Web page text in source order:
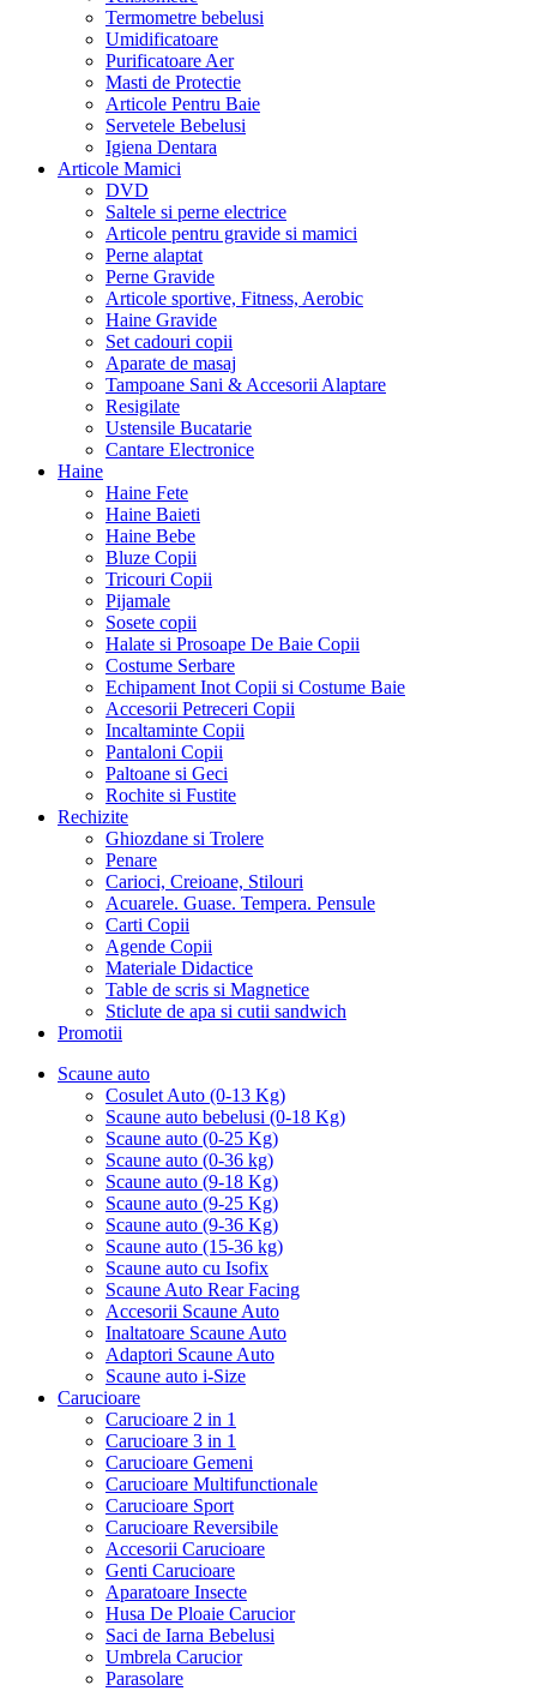
Termometre bebelusi
Umidificatoare
Purificatoare Aer
Masti de Protectie
Articole Pentru Baie
Servetele Bebelusi
Igiena Dentara
Articole Mamici
DVD
Saltele si perne electrice
Articole pentru gravide si mamici
Perne alaptat
Perne Gravide
Articole sportive, Fitness, Aerobic
Haine Gravide
Set cadouri copii
Aparate de masaj
Tampoane Sani & Accesorii Alaptare
Resigilate
Ustensile Bucatarie
Cantare Electronice
Haine
Haine Fete
Haine Baieti
Haine Bebe
Bluze Copii
Tricouri Copii
Pijamale
Sosete copii
Halate si Prosoape De Baie Copii
Costume Serbare
Echipament Inot Copii si Costume Baie
Accesorii Petreceri Copii
Incaltaminte Copii
Pantaloni Copii
Paltoane si Geci
Rochite si Fustite
Rechizite
Ghiozdane si Trolere
Penare
Carioci, Creioane, Stilouri
Acuarele. Guase. Tempera. Pensule
Carti Copii
Agende Copii
Materiale Didactice
Table de scris si Magnetice
Sticlute de apa si cutii sandwich
Promotii
Scaune auto
Cosulet Auto (0-13 Kg)
Scaune auto bebelusi (0-18 Kg)
Scaune auto (0-25 Kg)
Scaune auto (0-36 kg)
Scaune auto (9-18 Kg)
Scaune auto (9-25 Kg)
Scaune auto (9-36 Kg)
Scaune auto (15-36 kg)
Scaune auto cu Isofix
Scaune Auto Rear Facing
Accesorii Scaune Auto
Inaltatoare Scaune Auto
Adaptori Scaune Auto
Scaune auto i-Size
Carucioare
Carucioare 2 in 1
Carucioare 3 in 1
Carucioare Gemeni
Carucioare Multifunctionale
Carucioare Sport
Carucioare Reversibile
Accesorii Carucioare
Genti Carucioare
Aparatoare Insecte
Husa De Ploaie Carucior
Saci de Iarna Bebelusi
Umbrela Carucior
Parasolare